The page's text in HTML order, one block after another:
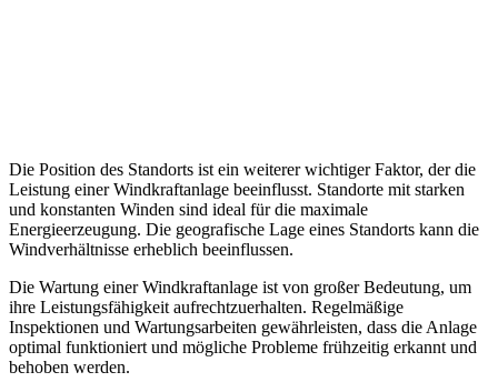
Die Position des Standorts ist ein weiterer wichtiger Faktor, der die
Leistung einer Windkraftanlage beeinflusst. Standorte mit starken
und konstanten Winden sind ideal für die maximale
Energieerzeugung. Die geografische Lage eines Standorts kann die
Windverhältnisse erheblich beeinflussen.
Die Wartung einer Windkraftanlage ist von großer Bedeutung, um
ihre Leistungsfähigkeit aufrechtzuerhalten. Regelmäßige
Inspektionen und Wartungsarbeiten gewährleisten, dass die Anlage
optimal funktioniert und mögliche Probleme frühzeitig erkannt und
behoben werden.